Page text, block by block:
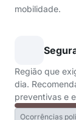
mobilidade.
Região que
dia.
preventivas e
Ocorrências